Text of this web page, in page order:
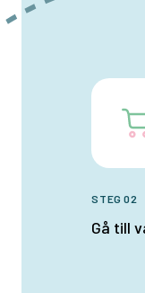
STEG 02
Gå till